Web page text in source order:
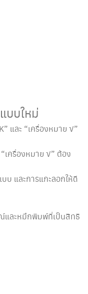
บบใหม่
และ “เครื่องหมาย √”
เครื่องหมาย √” ต้อง
บ และการแกะลอกให้ดี
และหมึกพิมพ์ที่เป็นสิทธิ